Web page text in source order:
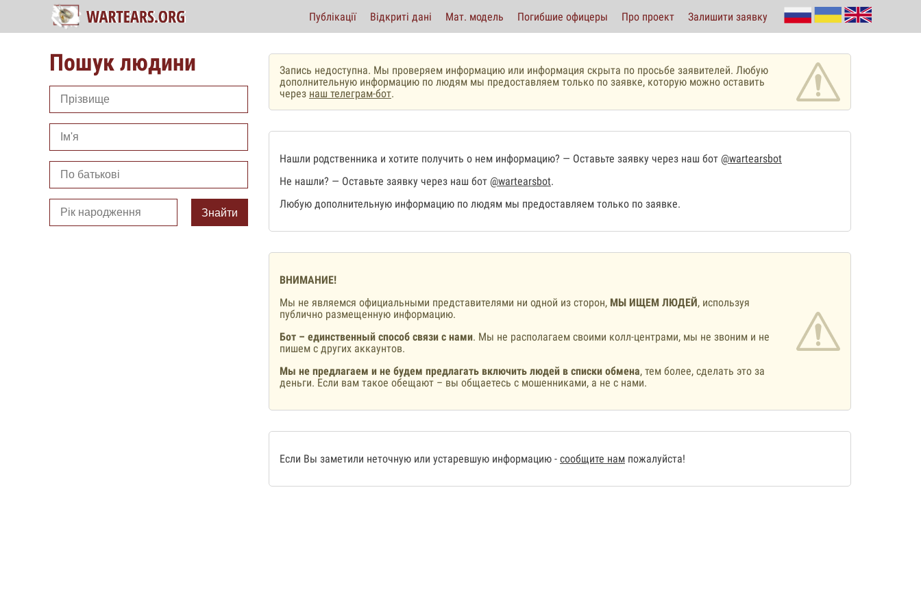
Публікації Відкриті дані Мат. модель Погибшие офицеры Про проект Залишити заявку
Пошук людини
Знайти
Запись недоступна. Мы проверяем информацию или информация скрыта по просьбе заявителей. Любую
дополнительную информацию по людям мы предоставляем только по заявке, которую можно оставить
через наш телеграм-бот.
Нашли родственника и хотите получить о нем информацию? — Оставьте заявку через наш бот @wartearsbot
Не нашли? — Оставьте заявку через наш бот @wartearsbot.
Любую дополнительную информацию по людям мы предоставляем только по заявке.
ВНИМАНИЕ!
Мы не являемся официальными представителями ни одной из сторон, МЫ ИЩЕМ ЛЮДЕЙ, используя
публично размещенную информацию.
Бот – единственный способ связи с нами. Мы не располагаем своими колл-центрами, мы не звоним и не
пишем с других аккаунтов.
Мы не предлагаем и не будем предлагать включить людей в списки обмена, тем более, сделать это за
деньги. Если вам такое обещают – вы общаетесь с мошенниками, а не с нами.
Если Вы заметили неточную или устаревшую информацию - сообщите нам пожалуйста!